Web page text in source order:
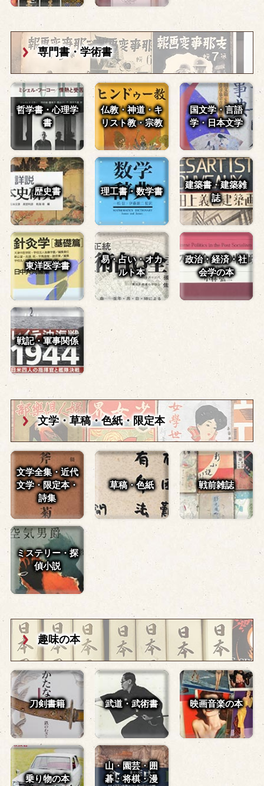
専門書・学術書
哲学書・心理学
書
仏教・神道・キ
リスト教・宗教
国文学・言語
学・日本文学
歴史書 理工書・数学書
建築書・建築雑
誌
東洋医学書
易・占い・オカ
ルト本
政治・経済・社
会学の本
戦記・軍事関係
文学・草稿・色紙・限定本
文学全集・近代
文学・ 限定本・
詩集
草稿・色紙 戦前雑誌
ミステリー・探
偵小説
趣味の本
刀剣書籍 武道・武術書 映画音楽の本
乗り物の本
山・園芸・囲
碁・将棋・漫